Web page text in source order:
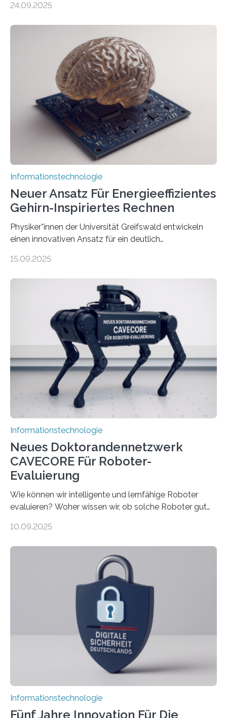
Förderung in Höhe von rund 2 Millionen Euro. Dabei
der Universität Bonn und der TH Köln gemeinsam mit
der MindPort GmbH eine neuartige, KI-gestützte
Lösung zur Erzeugung von Emotionen für realistische
Avatare. Gen-AIvatar entwickelt innovative und
kosteneffiziente Methoden, um lebensechte Avatare zu
erstellen. „Besonders wichtig ist uns eine ganzheitliche
Animation, bei der Stimme, Körperbewegung, Gestik
und Mimik im Einklang sind…
24.09.2025
Informationstechnologie
Neuer Ansatz Für Energieeffizientes
Gehirn-Inspiriertes Rechnen
Physiker*innen der Universität Greifswald entwickeln
einen innovativen Ansatz für ein deutlich
Lösungsweg ist inspiriert vom menschlichen Gehirn. Die
stellt die heutige Computertechnik vor
Herausforderungen. Herkömmliche Silizium-
Prozessoren stoßen an ihre Grenzen: Sie verbrauchen
viel Energie, die Speicher- und Verarbeitungseinheiten
sind voneinander getrennt und die Datenübertragung
bremst komplexe Anwendungen aus. Da KI-Modelle
immer größer werden und riesige Datenmengen
verarbeiten müssen, steigt der Bedarf an neuen
Rechenarchitekturen. Neben Quantencomputern
rücken dabei insbesondere…
15.09.2025
Informationstechnologie
Neues Doktorandennetzwerk
CAVECORE Für Roboter-
Evaluierung
Wie können wir intelligente und lernfähige Roboter
evaluieren? Woher wissen wir, ob solche Roboter gut
sich CAVECORE – ein neues Marie Skłodowska-Curie
koordiniert wird. Ab dem 1. September werden sich
über einen Zeitraum von vier Jahren insgesamt 15
Promovierende im Rahmen von CAVECORE mit
kognitiven Robotern beschäftigen – also mit Robotern,
die mittels Sensoren ihre Umgebung erfassen,
Informationen verarbeiten und häufig auch mit…
10.09.2025
Informationstechnologie
Fünf Jahre Innovation Für Die